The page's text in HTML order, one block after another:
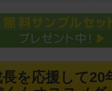
を応援して20